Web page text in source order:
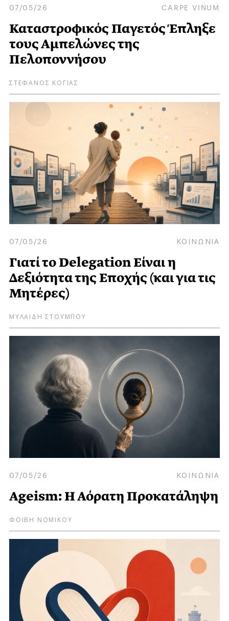
07/05/26 CARPE VINUM
Καταστροφικός Παγετός Έπληξε
τους Αμπελώνες της
Πελοποννήσου
ΣΤΕΦΑΝΟΣ ΚΟΓΙΑΣ
07/05/26 ΚΟΙΝΩΝΙΑ
Γιατί το Delegation Είναι η
Δεξιότητα της Εποχής (και για τις
Μητέρες)
ΜΥΛΑΙΔΗ ΣΤΟΥΜΠΟΥ
07/05/26 ΚΟΙΝΩΝΙΑ
Ageism: Η Αόρατη Προκατάληψη
ΦΟΙΒΗ ΝΟΜΙΚΟΥ